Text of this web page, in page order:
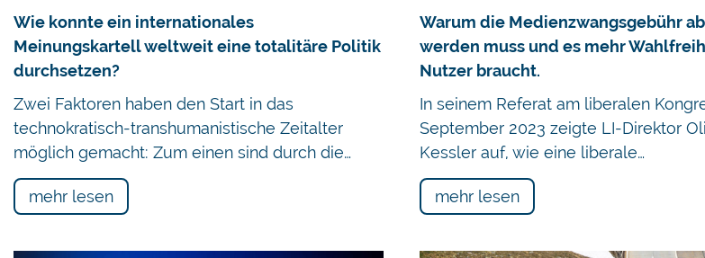
Wie konnte ein internationales
Meinungskartell weltweit eine totalitäre Politik
durchsetzen?
Zwei Faktoren haben den Start in das
technokratisch-transhumanistische Zeitalter
möglich gemacht: Zum einen sind durch die…
mehr lesen
Warum die Medienzwangsgebühr
werden muss und es mehr
Nutzer braucht.
In seinem Referat am liberalen
September 2023 zeigte LI-Direktor
Kessler auf, wie eine liberale…
mehr lesen